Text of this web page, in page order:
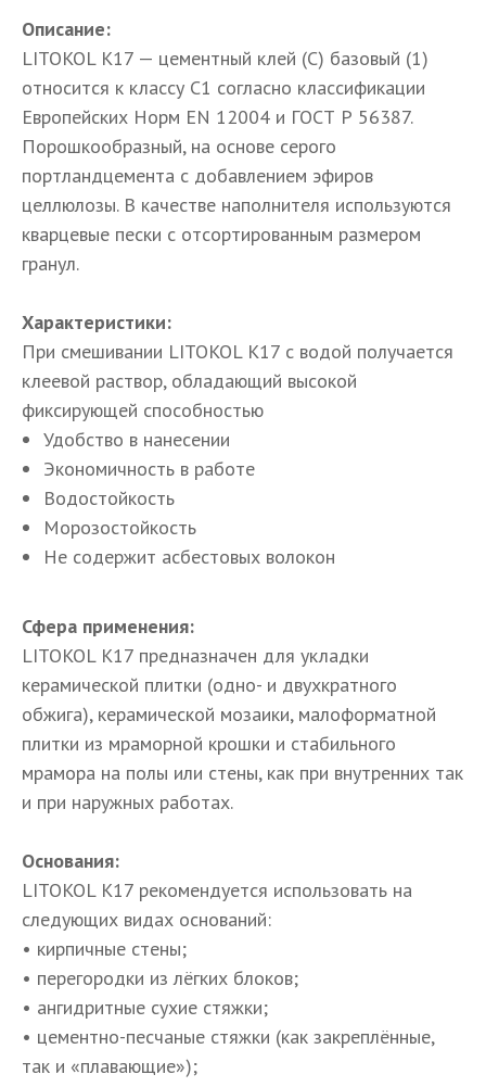
Описание:
LITOKOL К17 — цементный клей (С) базовый (1)
относится к классу C1 согласно классификации
Европейских Норм EN 12004 и ГОСТ Р 56387.
Порошкообразный, на основе серого
портландцемента с добавлением эфиров
целлюлозы. В качестве наполнителя используются
кварцевые пески с отсортированным размером
гранул.
Характеристики:
При смешивании LITOKOL К17 с водой получается
клеевой раствор, обладающий высокой
фиксирующей способностью
Удобство в нанесении
Экономичность в работе
Водостойкость
Морозостойкость
Не содержит асбестовых волокон
Сфера применения:
LITOKOL К17 предназначен для укладки
керамической плитки (одно- и двухкратного
обжига), керамической мозаики, малоформатной
плитки из мраморной крошки и стабильного
мрамора на полы или стены, как при внутренних так
и при наружных работах.
Основания:
LITOKOL К17 рекомендуется использовать на
следующих видах оснований:
• кирпичные стены;
• перегородки из лёгких блоков;
• ангидритные сухие стяжки;
• цементно-песчаные стяжки (как закреплённые,
так и «плавающие»);